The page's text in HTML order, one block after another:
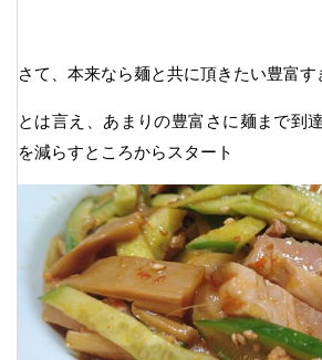
さて、本来なら麺と共に頂きたい豊富す
とは言え、あまりの豊富さに麺まで到
を減らすところからスタート